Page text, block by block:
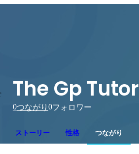
The Gp Tutor
0つながり 0フォロワー
ストーリー 性格 つながり